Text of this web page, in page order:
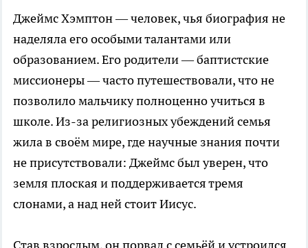
Джеймс Хэмптон — человек, чья биография не
наделяла его особыми талантами или
образованием. Его родители — баптистские
миссионеры — часто путешествовали, что не
позволило мальчику полноценно учиться в
школе. Из-за религиозных убеждений семья
жила в своём мире, где научные знания почти
не присутствовали: Джеймс был уверен, что
земля плоская и поддерживается тремя
слонами, а над ней стоит Иисус.
Став взрослым, он порвал с семьёй и устроился